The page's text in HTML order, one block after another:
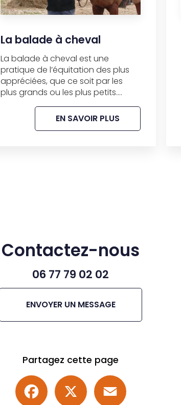
La balade à cheval
La balade à cheval est une
pratique de l’équitation des plus
appréciées, que ce soit par les
plus grands ou les plus petits....
EN SAVOIR PLUS
Contactez-nous
06 77 79 02 02
ENVOYER UN MESSAGE
Partagez cette page
Facebook